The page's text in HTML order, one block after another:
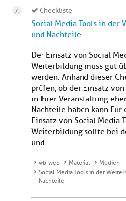
Checkliste
Social Media Tools in der
und Nachteile
Der Einsatz von Social
Weiterbildung muss gut
werden. Anhand dieser
prüfen, ob der Einsatz
in Ihrer Veranstaltung
Nachteile haben
Einsatz von Social Media
Weiterbildung sollte bei
und...
wb-web Material
Medien
Social Media Tools in der
Nachteile